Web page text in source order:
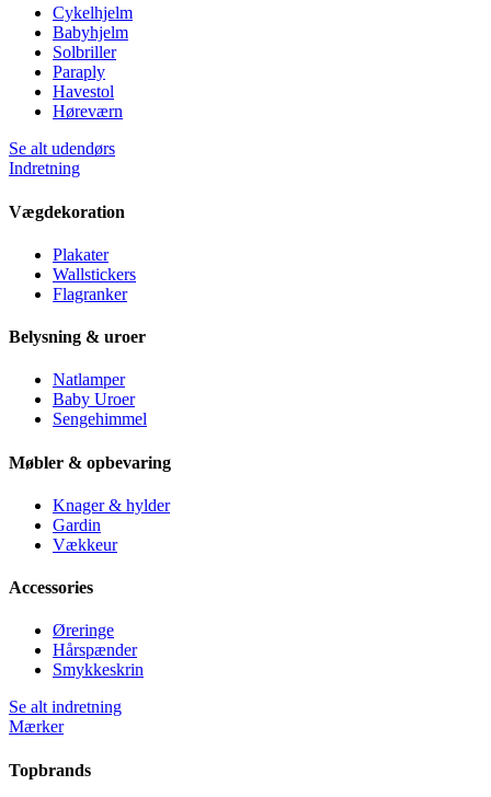
Cykelhjelm
Babyhjelm
Solbriller
Paraply
Havestol
Høreværn
Se alt udendørs
Indretning
Vægdekoration
Plakater
Wallstickers
Flagranker
Belysning & uroer
Natlamper
Baby Uroer
Sengehimmel
Møbler & opbevaring
Knager & hylder
Gardin
Vækkeur
Accessories
Øreringe
Hårspænder
Smykkeskrin
Se alt indretning
Mærker
Topbrands